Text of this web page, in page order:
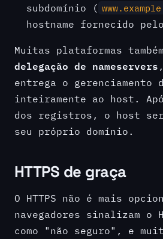
subdomínio (
hostname fornecido
Muitas plataformas
delegação de nameservers
entrega o gerenciamento
inteiramente ao host.
dos registros, o host
seu próprio domínio.
HTTPS de graça
O HTTPS não é mais
navegadores sinalizam o
como "não seguro", e